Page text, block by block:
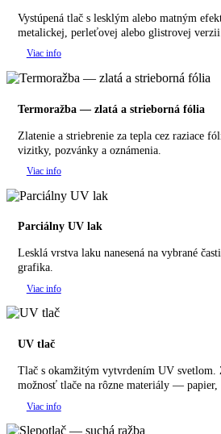
Vystúpená tlač s lesklým alebo matným
metalickej, perleťovej alebo glistrovej verzii.
Viac info
Termoražba — zlatá a strieborná fólia
Zlatenie a striebrenie za tepla cez raziace
vizitky, pozvánky a oznámenia.
Viac info
Parciálny UV lak
Lesklá vrstva laku nanesená na vybrané
grafika.
Viac info
UV tlač
Tlač s okamžitým vytvrdením UV svetlom.
možnosť tlače na rôzne materiály — papier,
Viac info